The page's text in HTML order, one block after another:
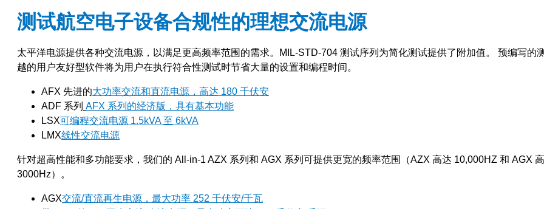
测试航空电子设备合规性的理想交流电源
太平洋电源提供各种交流电源，以满足更高频率范围的需求。 MIL-STD-704 测试序列为简化测试提供了附加值。 预编写的
越的用户友好型软件将为用户在执行符合性测试时节省大量的设置和编程时间。
AFX 先进的大功率交流和直流电源，高达 180 千伏安
ADF 系列 AFX 系列的经济版，具有基本功能
LSX可编程交流电源 1.5kVA 至 6kVA
LMX线性交流电源
针对超高性能和多功能要求，我们的 All-in-1 AZX 系列和 AGX 系列可提供更宽的频率范围（AZX 高达 10,000HZ 和 AGX
3000Hz）。
AGX交流/直流再生电源，最大功率 252 千伏安/千瓦